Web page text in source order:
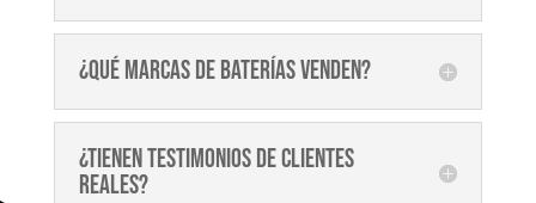
¿Qué marcas de baterías venden?
¿Tienen testimonios de clientes
reales?